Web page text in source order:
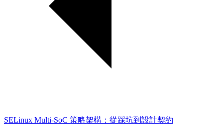
SELinux Multi-SoC 策略架構：從踩坑到設計契約